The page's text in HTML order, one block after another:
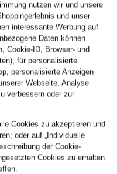
DUA
LONGCHAMP
nutzen wir und unsere
und unser
interessante Werbung auf
Daten können
Cookie-ID, Browser- und
für personalisierte
personalisierte Anzeigen
Webseite, Analyse
verbessern oder zur
Cookies zu akzeptieren und
oder auf „Individuelle
der Cookie-
Cookies zu erhalten